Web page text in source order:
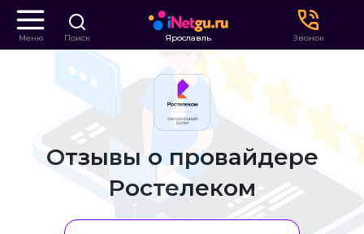
Меню Поиск Ярославль Звонок
Отзывы о провайдере
Ростелеком